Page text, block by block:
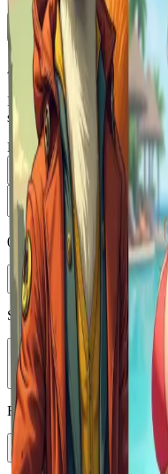
Historial
Aún no se ha
Introduzca un mensaje y
su obra de arte.
Prompt
0 5000
Enhance
Seleccionar modelo
Vheer Quality
Relación de aspecto
1:1